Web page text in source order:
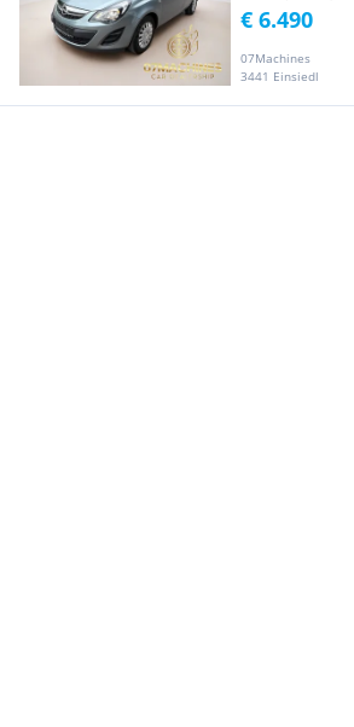
07Machines
3441 Einsiedl
€ 6.490